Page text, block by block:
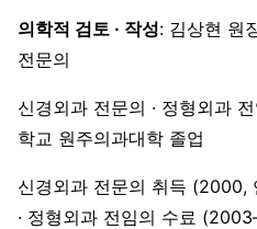
의학적 검토 · 작성: 김상현 원
전문의
신경외과 전문의 · 정형외과
학교 원주의과대학 졸업
신경외과 전문의 취득 (2000,
· 정형외과 전임의 수료